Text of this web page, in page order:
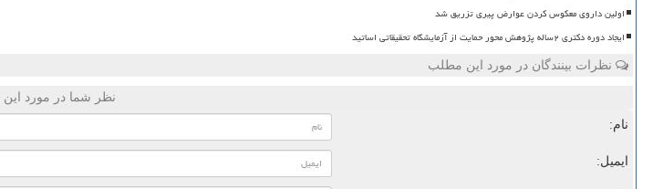
اولین داروی معکوس کردن عوارض پیری تزریق شد
ایجاد دوره دکتری ۲ساله پژوهش محور حمایت از آزمایشگاه تحقیقاتی اساتید
نظرات بینندگان در مورد این مطلب
نظر شما در مورد
نام:
ایمیل: